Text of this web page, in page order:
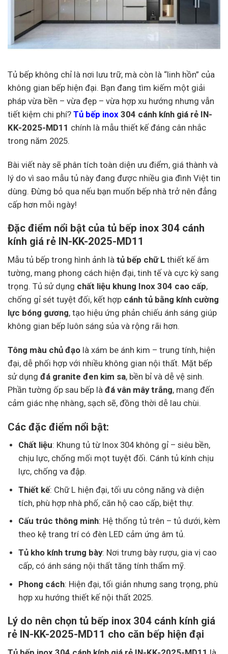
Tủ bếp không chỉ là nơi lưu trữ, mà còn là “linh hồn” của
không gian bếp hiện đại. Bạn đang tìm kiếm một giải
pháp vừa bền – vừa đẹp – vừa hợp xu hướng nhưng vẫn
tiết kiệm chi phí? Tủ bếp inox 304 cánh kính giá rẻ IN-
KK-2025-MD11 chính là mẫu thiết kế đáng cân nhắc
trong năm 2025.
Bài viết này sẽ phân tích toàn diện ưu điểm, giá thành và
lý do vì sao mẫu tủ này đang được nhiều gia đình Việt tin
dùng. Đừng bỏ qua nếu bạn muốn bếp nhà trở nên đẳng
cấp hơn mỗi ngày!
Đặc điểm nổi bật của tủ bếp inox 304 cánh
kính giá rẻ IN-KK-2025-MD11
Mẫu tủ bếp trong hình ảnh là tủ bếp chữ L thiết kế âm
tường, mang phong cách hiện đại, tinh tế và cực kỳ sang
trọng. Tủ sử dụng chất liệu khung Inox 304 cao cấp,
chống gỉ sét tuyệt đối, kết hợp cánh tủ bằng kính cường
lực bóng gương, tạo hiệu ứng phản chiếu ánh sáng giúp
không gian bếp luôn sáng sủa và rộng rãi hơn.
Tông màu chủ đạo là xám be ánh kim – trung tính, hiện
đại, dễ phối hợp với nhiều không gian nội thất. Mặt bếp
sử dụng đá granite đen kim sa, bền bỉ và dễ vệ sinh.
Phần tường ốp sau bếp là đá vân mây trắng, mang đến
cảm giác nhẹ nhàng, sạch sẽ, đồng thời dễ lau chùi.
Các đặc điểm nổi bật:
Chất liệu: Khung tủ từ Inox 304 không gỉ – siêu bền,
chịu lực, chống mối mọt tuyệt đối. Cánh tủ kính chịu
lực, chống va đập.
Thiết kế: Chữ L hiện đại, tối ưu công năng và diện
tích, phù hợp nhà phố, căn hộ cao cấp, biệt thự.
Cấu trúc thông minh: Hệ thống tủ trên – tủ dưới, kèm
theo kệ trang trí có đèn LED cảm ứng âm tủ.
Tủ kho kính trưng bày: Nơi trưng bày rượu, gia vị cao
cấp, có ánh sáng nội thất tăng tính thẩm mỹ.
Phong cách: Hiện đại, tối giản nhưng sang trọng, phù
hợp xu hướng thiết kế nội thất 2025.
Lý do nên chọn tủ bếp inox 304 cánh kính giá
rẻ IN-KK-2025-MD11 cho căn bếp hiện đại